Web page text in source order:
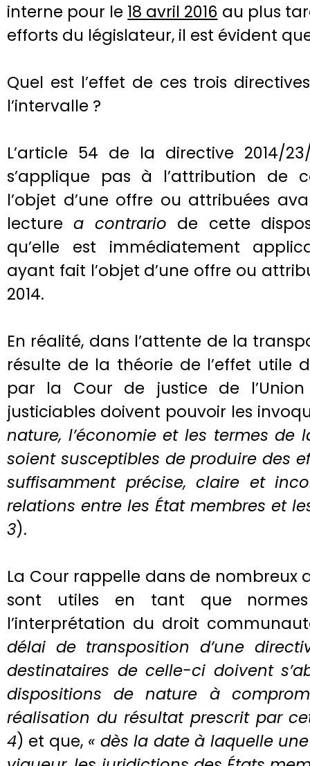
interne pour le 18 avril 2016 au plus
efforts du législateur, il est évident
Quel est l’effet de ces trois
l’intervalle ?
L’article 54 de la directive 2014/
s’applique pas à l’attribution de
l’objet d’une offre ou attribuées
lecturea contrario de cette
qu’elle est immédiatement
ayant fait l’objet d’une offre ou
2014.
En réalité, dans l’attente de la
résulte de la théorie de l’effet utile
par la Cour de justice de l’Union
justiciables doivent pouvoir les
nature, l’économie et les termes de
soient susceptibles de produire des
suffisamment précise, claire et
relations entre les État membres et
3).
La Cour rappelle dans de nombreux
sont utiles en tant que
l’interprétation du droit
délai de transposition d’une
destinataires de celle-ci doivent
dispositions de nature à
réalisation du résultat prescrit par
4) et que,« dès la date à laquelle